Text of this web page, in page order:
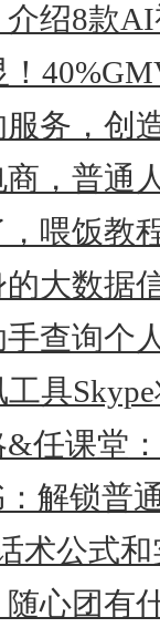
绍8款
务，创
，普通
喂饭教
大数据
查询个
具
任课堂
：解锁普
术公式
心团有